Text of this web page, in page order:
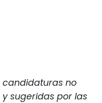
candidaturas no
sugeridas por las